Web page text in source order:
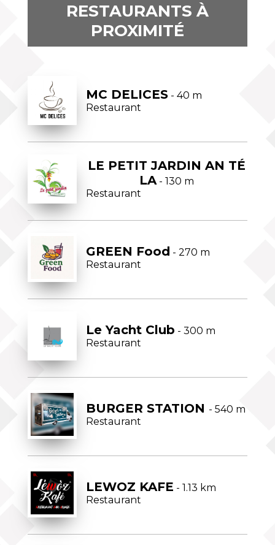
RESTAURANTS À
PROXIMITÉ
MC DELICES- 40 m
Restaurant
LE PETIT JARDIN AN TÉ
LA- 130 m
Restaurant
GREEN Food - 270 m
Restaurant
Le Yacht Club - 300 m
Restaurant
BURGER STATION - 540 m
Restaurant
LEWOZ KAFE - 1.13 km
Restaurant